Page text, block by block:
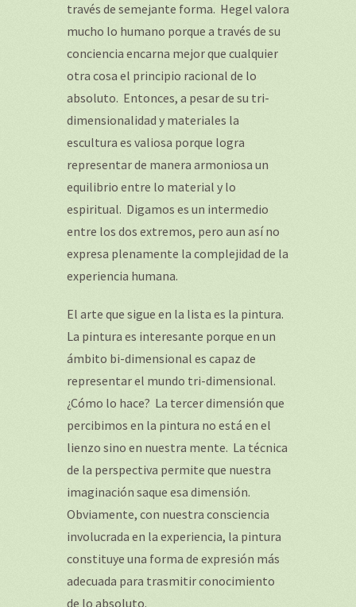
través de semejante forma. Hegel valora
mucho lo humano porque a través de su
conciencia encarna mejor que cualquier
otra cosa el principio racional de lo
absoluto. Entonces, a pesar de su tri-
dimensionalidad y materiales la
escultura es valiosa porque logra
representar de manera armoniosa un
equilibrio entre lo material y lo
espiritual. Digamos es un intermedio
entre los dos extremos, pero aun así no
expresa plenamente la complejidad de la
experiencia humana.
El arte que sigue en la lista es la pintura.
La pintura es interesante porque en un
ámbito bi-dimensional es capaz de
representar el mundo tri-dimensional.
¿Cómo lo hace? La tercer dimensión que
percibimos en la pintura no está en el
lienzo sino en nuestra mente. La técnica
de la perspectiva permite que nuestra
imaginación saque esa dimensión.
Obviamente, con nuestra consciencia
involucrada en la experiencia, la pintura
constituye una forma de expresión más
adecuada para trasmitir conocimiento
de lo absoluto.